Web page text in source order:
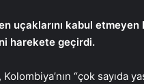
uçaklarını kabul etmeyen
harekete geçirdi.
“çok sayıda